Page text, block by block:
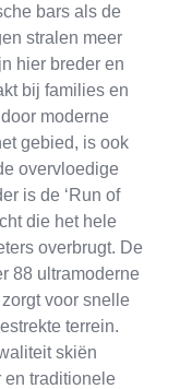
bars als de
stralen meer
hier breder en
bij families en
moderne
gebied, is ook
overvloedige
is de ‘Run of
die het hele
overbrugt. De
88 ultramoderne
voor snelle
terrein.
skiën
en traditionele